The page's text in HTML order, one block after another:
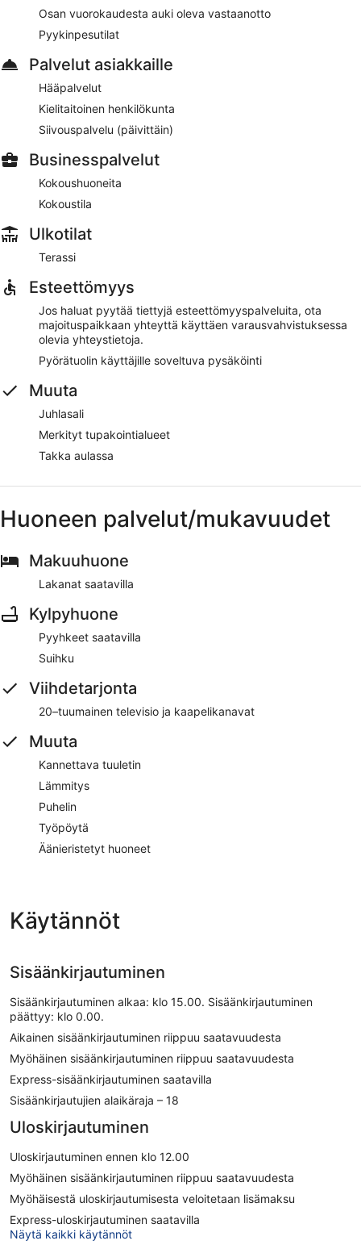
Osan vuorokaudesta auki oleva vastaanotto
Pyykinpesutilat
Palvelut asiakkaille
Hääpalvelut
Kielitaitoinen henkilökunta
Siivouspalvelu (päivittäin)
Businesspalvelut
Kokoushuoneita
Kokoustila
Ulkotilat
Terassi
Esteettömyys
Jos haluat pyytää tiettyjä esteettömyyspalveluita, ota
majoituspaikkaan yhteyttä käyttäen varausvahvistuksessa
olevia yhteystietoja.
Pyörätuolin käyttäjille soveltuva pysäköinti
Muuta
Juhlasali
Merkityt tupakointialueet
Takka aulassa
Huoneen palvelut/mukavuudet
Makuuhuone
Lakanat saatavilla
Kylpyhuone
Pyyhkeet saatavilla
Suihku
Viihdetarjonta
20–tuumainen televisio ja kaapelikanavat
Muuta
Kannettava tuuletin
Lämmitys
Puhelin
Työpöytä
Äänieristetyt huoneet
Käytännöt
Sisäänkirjautuminen
Sisäänkirjautuminen alkaa: klo 15.00. Sisäänkirjautuminen
päättyy: klo 0.00.
Aikainen sisäänkirjautuminen riippuu saatavuudesta
Myöhäinen sisäänkirjautuminen riippuu saatavuudesta
Express-sisäänkirjautuminen saatavilla
Sisäänkirjautujien alaikäraja – 18
Uloskirjautuminen
Uloskirjautuminen ennen klo 12.00
Myöhäinen sisäänkirjautuminen riippuu saatavuudesta
Myöhäisestä uloskirjautumisesta veloitetaan lisämaksu
Express-uloskirjautuminen saatavilla
Näytä kaikki käytännöt